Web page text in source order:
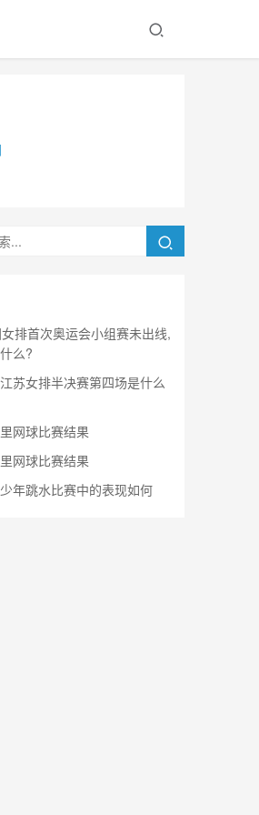
排首次奥运会小组赛未出线,
么?
苏女排半决赛第四场是什么
网球比赛结果
网球比赛结果
年跳水比赛中的表现如何